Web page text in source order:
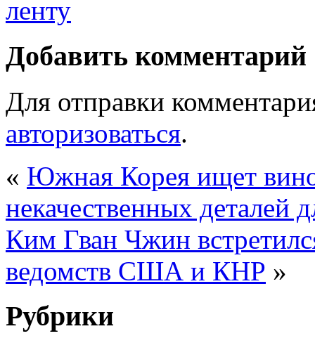
Добавить комментарий
Для отправки
авторизоваться.
« Южная Корея ищет
некачественных деталей
Ким Гван Чжин
ведомств США и КНР »
Рубрики